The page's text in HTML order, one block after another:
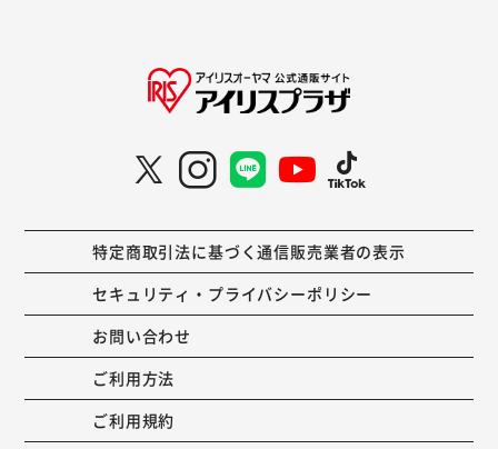
特定商取引法に基づく通信販売業者の表示
セキュリティ・プライバシーポリシー
お問い合わせ
ご利用方法
ご利用規約